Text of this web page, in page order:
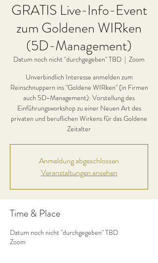
GRATIS Live-Info-Event
zum Goldenen WIRken
(5D-Management)
Datum noch nicht "durchgegeben" TBD
  |
Zoom
Unverbindlich Interesse anmelden zum
Reinschnuppern ins "Goldene WIRken" (in Firmen
auch 5D-Management): Vorstellung des
Einführungsworkshop zu einer Neuen Art des
privaten und beruflichen Wirkens für das Goldene
Zeitalter
Anmeldung abgeschlossen
Veranstaltungen ansehen
Time & Place
Datum noch nicht "durchgegeben" TBD
Zoom